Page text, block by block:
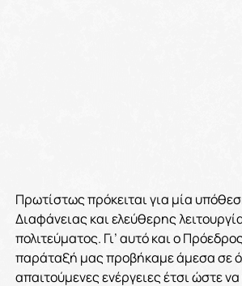
Πρωτίστως πρόκειται για μία
Διαφάνειας και ελεύθερης
πολιτεύματος. Γι’ αυτό και ο
παράταξή μας προβήκαμε άμεσα σε
απαιτούμενες ενέργειες έτσι ώστε